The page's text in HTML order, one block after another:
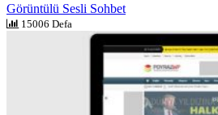
Görüntülü Sesli Sohbet
15006 Defa